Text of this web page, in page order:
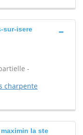
sur-isere
-
charpente
la ste